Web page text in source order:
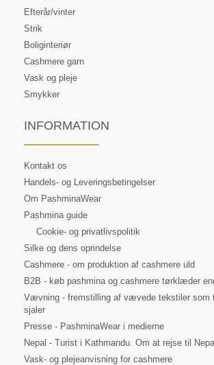
Efterår/vinter
Strik
Boliginteriør
Cashmere garn
Vask og pleje
Smykker
INFORMATION
Kontakt os
Handels- og Leveringsbetingelser
Om PashminaWear
Pashmina guide
Cookie- og privatlivspolitik
Silke og dens oprindelse
Cashmere - om produktion af cashmere uld
B2B - køb pashmina og cashmere tørklæder
Vævning - fremstilling af vævede tekstiler som
sjaler
Presse - PashminaWear i medierne
Nepal - Turist i Kathmandu. Om at rejse til
Vask- og plejeanvisning for cashmere